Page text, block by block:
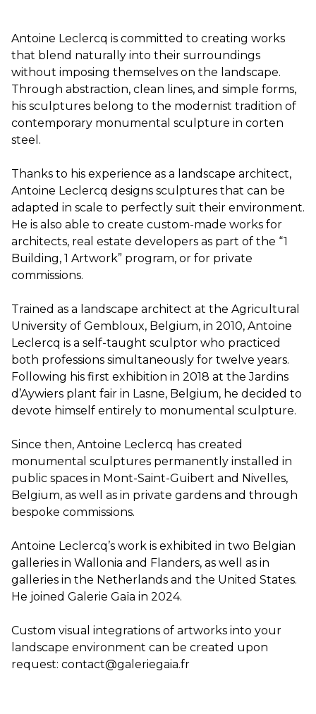
Antoine Leclercq is committed to creating works
that blend naturally into their surroundings
without imposing themselves on the landscape.
Through abstraction, clean lines, and simple forms,
his sculptures belong to the modernist tradition of
contemporary monumental sculpture in corten
steel.
Thanks to his experience as a landscape architect,
Antoine Leclercq designs sculptures that can be
adapted in scale to perfectly suit their environment.
He is also able to create custom-made works for
architects, real estate developers as part of the “1
Building, 1 Artwork” program, or for private
commissions.
Trained as a landscape architect at the Agricultural
University of Gembloux, Belgium, in 2010, Antoine
Leclercq is a self-taught sculptor who practiced
both professions simultaneously for twelve years.
Following his first exhibition in 2018 at the Jardins
d’Aywiers plant fair in Lasne, Belgium, he decided to
devote himself entirely to monumental sculpture.
Since then, Antoine Leclercq has created
monumental sculptures permanently installed in
public spaces in Mont-Saint-Guibert and Nivelles,
Belgium, as well as in private gardens and through
bespoke commissions.
Antoine Leclercq’s work is exhibited in two Belgian
galleries in Wallonia and Flanders, as well as in
galleries in the Netherlands and the United States.
He joined Galerie Gaïa in 2024.
Custom visual integrations of artworks into your
landscape environment can be created upon
request: contact@galeriegaia.fr